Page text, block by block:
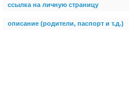
ссылка на личную страницу
описание (родители, паспорт и т.д.)